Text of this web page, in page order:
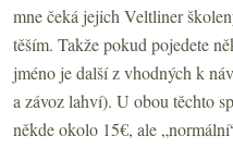
mne čeká jejich Veltliner
těším. Takže pokud pojedete
jméno je další z vhodných k
a závoz lahví). U obou těchto
někde okolo 15€, ale